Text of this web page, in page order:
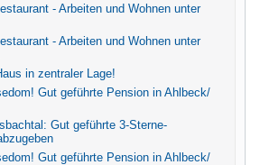
- Arbeiten und Wohnen unter
- Arbeiten und Wohnen unter
in zentraler Lage!
Gut geführte Pension in Ahlbeck/
Gut geführte 3-Sterne-
Gut geführte Pension in Ahlbeck/